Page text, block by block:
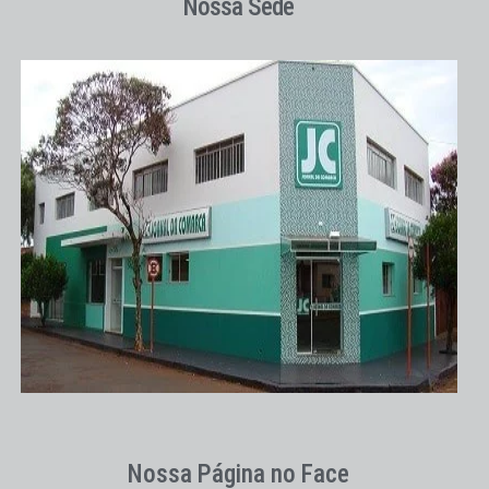
Nossa Sede
Nossa Página no Face